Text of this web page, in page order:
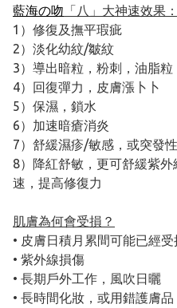
藍海の吻 「八」大神速效果：
1）修復及撫平瑕疵
2）淡化幼紋/皺紋
3）導出暗粒，粉刺，油脂
4）回復彈力，皮膚漲卜卜
5）保濕，鎖水
6）加速暗瘡消炎
7）舒緩濕疹/敏感，或突發
8）降紅舒敏，更可舒緩紫
速，提高修復力
肌膚為何會受損？
• 皮膚日積月累間可能已經受
• 紫外線損傷
• 長期戶外工作，風吹日曬
• 長時間化妝，或用錯護膚